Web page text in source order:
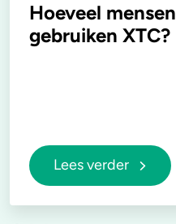
Hoeveel mensen
gebruiken XTC?
Lees verder